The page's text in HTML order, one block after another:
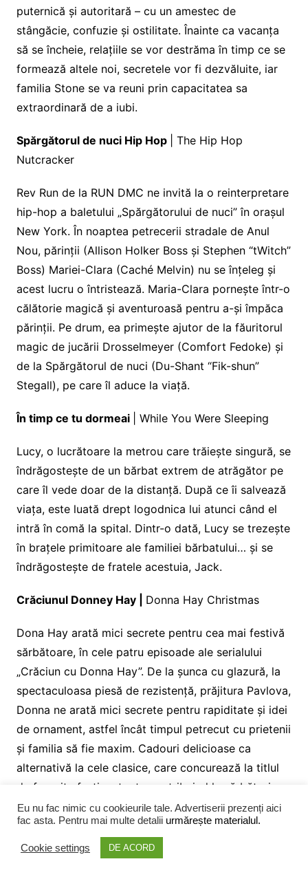
puternică și autoritară – cu un amestec de
stângăcie, confuzie și ostilitate. Înainte ca vacanța
să se încheie, relațiile se vor destrăma în timp ce se
formează altele noi, secretele vor fi dezvăluite, iar
familia Stone se va reuni prin capacitatea sa
extraordinară de a iubi.
Spărgătorul de nuci Hip Hop
| The Hip Hop
Nutcracker
Rev Run de la RUN DMC ne invită la o reinterpretare
hip-hop a baletului „Spărgătorului de nuci” în orașul
New York. În noaptea petrecerii stradale de Anul
Nou, părinții (Allison Holker Boss și Stephen “tWitch”
Boss) Mariei-Clara (Caché Melvin) nu se înțeleg și
acest lucru o întristează. Maria-Clara pornește într-o
călătorie magică și aventuroasă pentru a-și împăca
părinții. Pe drum, ea primește ajutor de la făuritorul
magic de jucării Drosselmeyer (Comfort Fedoke) și
de la Spărgătorul de nuci (Du-Shant “Fik-shun”
Stegall), pe care îl aduce la viață.
În timp ce tu dormeai | While You Were Sleeping
Lucy, o lucrătoare la metrou care trăiește singură, se
îndrăgostește de un bărbat extrem de atrăgător pe
care îl vede doar de la distanță. După ce îi salvează
viața, este luată drept logodnica lui atunci când el
intră în comă la spital. Dintr-o dată, Lucy se trezește
în brațele primitoare ale familiei bărbatului… și se
îndrăgostește de fratele acestuia, Jack.
Crăciunul Donney Hay | Donna Hay Christmas
Dona Hay arată mici secrete pentru cea mai festivă
sărbătoare, în cele patru episoade ale serialului
„Crăciun cu Donna Hay”. De la șunca cu glazură, la
spectaculoasa piesă de rezistență, prăjitura Pavlova,
Donna ne arată mici secrete pentru rapiditate și idei
de ornament, astfel încât timpul petrecut cu prietenii
și familia să fie maxim. Cadouri delicioase ca
alternativă la cele clasice, care concurează la titlul
de favorite festive, toate contribuind la sărbătorirea
Crăciunului cum n-ați mai văzut până acum.
The Disney Holiday Singalong
Eu nu fac nimic cu cookieurile tale. Advertiserii prezenți aici
fac asta. Pentru mai multe detalii urmărește materialul.
Cookie settings DE ACORD